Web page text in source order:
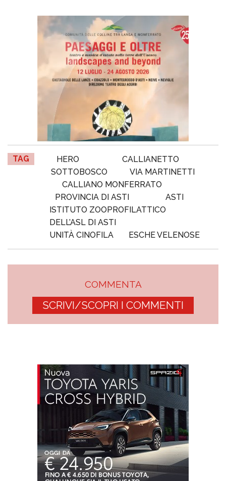
TAG HERO
CALLIANETTO
SOTTOBOSCO
VIA MARTINETTI
CALLIANO MONFERRATO
PROVINCIA DI ASTI
ASTI
ISTITUTO ZOOPROFILATTICO
DELL’ASL DI ASTI
UNITÀ CINOFILA
ESCHE VELENOSE
COMMENTA
SCRIVI/SCOPRI I COMMENTI